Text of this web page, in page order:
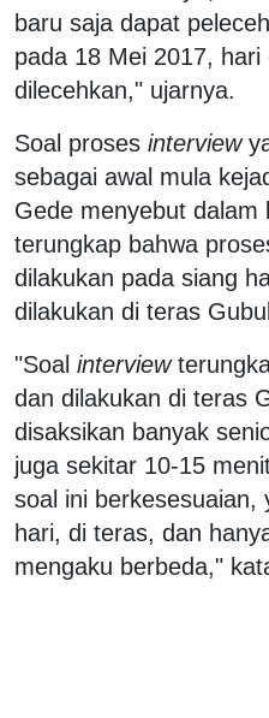
baru saja dapat
pada 18 Mei 2017,
dilecehkan," ujarnya.
Soal proses interview
sebagai awal mula
Gede menyebut dalam
terungkap bahwa
dilakukan pada siang
dilakukan di teras
"Soal interview
dan dilakukan di teras
disaksikan banyak
juga sekitar 10-15
soal ini berkesesuaian,
hari, di teras, dan
mengaku berbeda,"